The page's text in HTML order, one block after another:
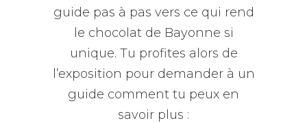
guide pas à pas vers ce qui rend
le chocolat de Bayonne si
unique. Tu profites alors de
l’exposition pour demander à un
guide comment tu peux en
savoir plus :